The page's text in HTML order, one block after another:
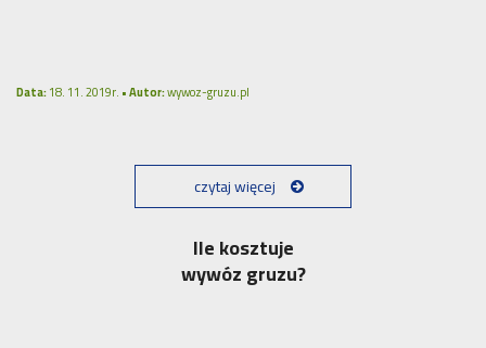
Data:18. 11. 2019r. •Autor:wywoz-gruzu.pl
czytaj więcej
Ile kosztuje
wywóz gruzu?